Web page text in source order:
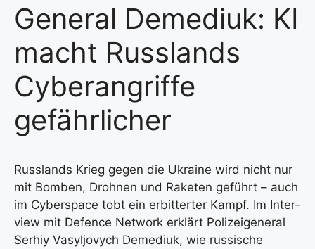
General Demediuk: KI
macht Russlands
Cyberangriffe
gefährlicher
Russ­lands Krieg gegen die Ukrai­ne wird nicht nur
mit Bom­ben, Droh­nen und Rake­ten geführt – auch
im Cyber­space tobt ein erbit­ter­ter Kampf. Im Inter­
view mit Defence Net­work erklärt Poli­zei­ge­ne­ral
Ser­hiy Vasyl­jo­vych Deme­di­uk, wie rus­si­sche